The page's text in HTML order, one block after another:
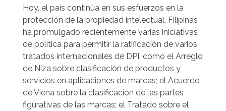
Hoy, el país continúa en sus esfuerzos en la
protección de la propiedad intelectual. Filipinas
ha promulgado recientemente varias iniciativas
de política para permitir la ratificación de varios
tratados internacionales de DPI, como el Arreglo
de Niza sobre clasificación de productos y
servicios en aplicaciones de marcas; el Acuerdo
de Viena sobre la clasificación de las partes
figurativas de las marcas; el Tratado sobre el